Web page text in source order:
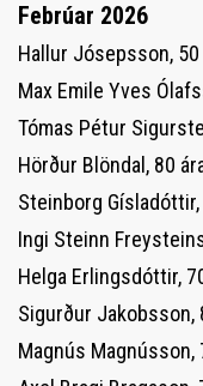
Febrúar 2026
Hallur Jósepsson, 50
Max Emile Yves
Tómas Pétur
Hörður Blöndal, 80
Steinborg Gísladóttir,
Ingi Steinn
Helga Erlingsdóttir,
Sigurður Jakobsson,
Magnús Magnússon,